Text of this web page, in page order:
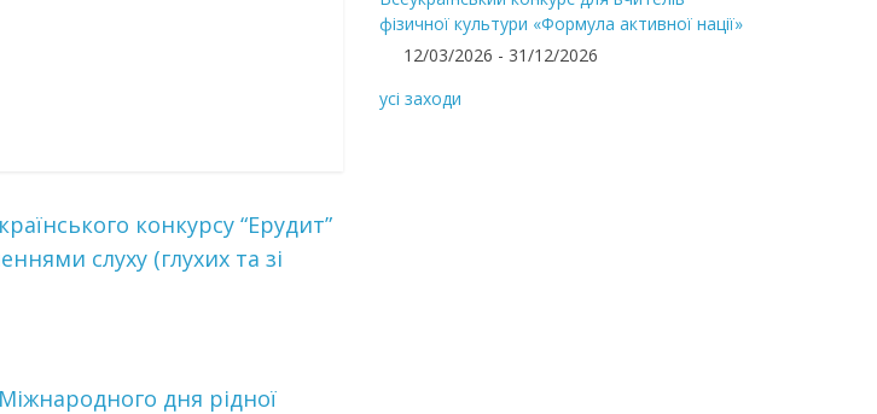
конкурсу “Ерудит”
слуху (глухих та зі
дня рідної
фізичної культури «Формула активної нації»
12/03/2026 - 31/12/2026
усі заходи